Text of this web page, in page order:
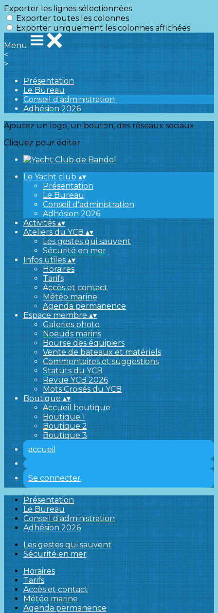
Exporter les lignes sélectionnées
Exporter toutes les colonnes
Exporter uniquement les colonnes affichées
Menu
<
>
Présentation
Le Bureau
Conseil d'administration
Adhésion 2026
Ajoutez un logo, un bouton, des réseaux sociaux
Cliquez pour éditer
Le Yacht club ▴▾
Présentation
Le Bureau
Conseil d'administration
Adhésion 2026
Activités▴▾
Ateliers du YCB▴▾
Les gestes qui sauvent
Sécurité en mer
Infos utiles▴▾
Horaires
Tarifs
Accès et contact
Météo marine
Agenda permanence
Espace membre▴▾
Galeries photo
Noeuds marins
Bourse des équipiers
Vente de bateaux et matériels
Commentaires et suggestions
Statuts du YCB
Revue YCB 2026
Mots Croisés du YCB
Boutique ▴▾
Accueil boutique
Boutique 1
Boutique 2
Boutique 3
accueil
Se connecter
Présentation
Le Bureau
Conseil d'administration
Adhésion 2026
Les gestes qui sauvent
Sécurité en mer
Horaires
Tarifs
Accès et contact
Météo marine
Agenda permanence